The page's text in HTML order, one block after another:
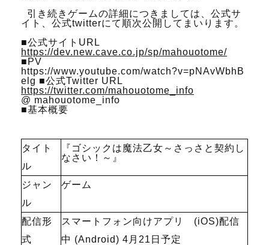
引き続きゲームの詳細につきましては、公式サ
イト、公式twitterにて順次公開してまいります。
■公式サイトURL
https://dev.new.cave.co.jp/sp/mahouotome/
■PV
https://www.youtube.com/watch?v=pNAvWbhB
elg ■公式Twitter URL
https://twitter.com/mahouotome_info
@ mahouotome_info
■基本概要
タイト
ル
『ゴシックは魔法乙女～さっさと契約し
なさい！～』
ジャン
ル
ゲーム
配信形
式
スマートフォン向けアプリ (iOS)配信
中 (Android) 4月21日予定